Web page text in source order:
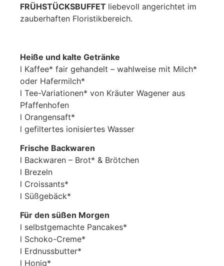
FRÜHSTÜCKSBUFFET liebevoll angerichtet im
zauberhaften Floristikbereich.
Heiße und kalte Getränke
l Kaffee* fair gehandelt – wahlweise mit Milch*
oder Hafermilch*
l Tee-Variationen* von Kräuter Wagener aus
Pfaffenhofen
l Orangensaft*
l gefiltertes ionisiertes Wasser
Frische Backwaren
l Backwaren – Brot* & Brötchen
l Brezeln
l Croissants*
l Süßgebäck*
Für den süßen Morgen
l selbstgemachte Pancakes*
l Schoko-Creme*
l Erdnussbutter*
l Honig*